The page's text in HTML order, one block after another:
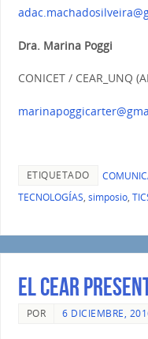
Dra. Marina Poggi
CONICET / CEAR_UNQ
ETIQUETADO
TECNOLOGÍAS, simposio,
El CEAR
POR 6 DICIEMBRE,